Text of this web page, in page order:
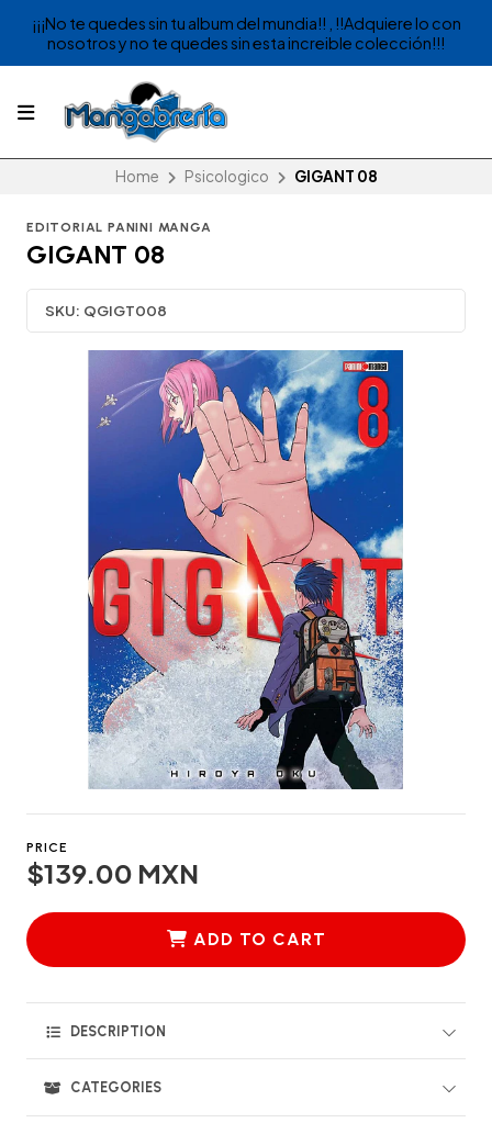
¡¡¡No te quedes sin tu album del mundia!! , !!Adquiere lo con
nosotros y no te quedes sin esta increible colección!!!
Home Psicologico GIGANT 08
EDITORIAL PANINI MANGA
GIGANT 08
SKU: QGIGT008
PRICE
$139.00 MXN
ADD TO CART
DESCRIPTION
CATEGORIES